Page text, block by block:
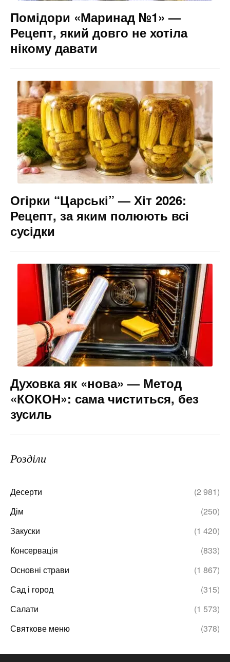
Помідори «Маринад №1» —
Рецепт, який довго не хотіла
нікому давати
Огірки “Царські” — Хіт 2026:
Рецепт, за яким полюють всі
сусідки
Духовка як «нова» — Метод
«КОКОН»: сама чиститься, без
зусиль
Розділи
Десерти
(2 981)
Дім
(250)
Закуски
(1 420)
Консервація
(833)
Основні страви
(1 867)
Сад і город
(315)
Салати
(1 573)
Святкове меню
(378)